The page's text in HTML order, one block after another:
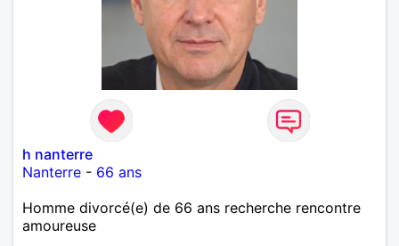
h nanterre
Nanterre - 66 ans
Homme divorcé(e) de 66 ans recherche rencontre
amoureuse